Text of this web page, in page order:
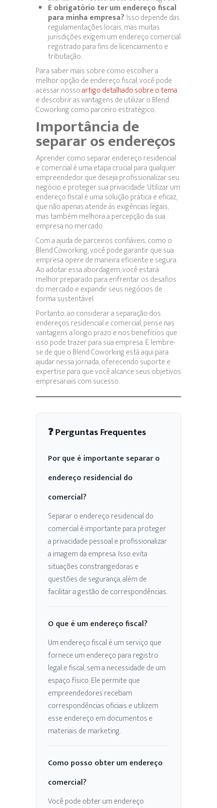
É obrigatório ter um endereço fiscal
para minha empresa? Isso depende das
regulamentações locais, mas muitas
jurisdições exigem um endereço comercial
registrado para fins de licenciamento e
tributação.
Para saber mais sobre como escolher a
melhor opção de endereço fiscal, você pode
acessar nossoartigo detalhado sobre o tema
e descobrir as vantagens de utilizar o Blend
Coworking como parceiro estratégico.
Importância de
separar os endereços
Aprender como separar endereço residencial
e comercial é uma etapa crucial para qualquer
empreendedor que deseja profissionalizar seu
negócio e proteger sua privacidade. Utilizar um
endereço fiscal é uma solução prática e eficaz,
que não apenas atende às exigências legais,
mas também melhora a percepção da sua
empresa no mercado.
Com a ajuda de parceiros confiáveis, como o
Blend Coworking, você pode garantir que sua
empresa opere de maneira eficiente e segura.
Ao adotar essa abordagem, você estará
melhor preparado para enfrentar os desafios
do mercado e expandir seus negócios de
forma sustentável.
Portanto, ao considerar a separação dos
endereços residencial e comercial, pense nas
vantagens a longo prazo e nos benefícios que
isso pode trazer para sua empresa. E lembre-
se de que o Blend Coworking está aqui para
ajudar nessa jornada, oferecendo suporte e
expertise para que você alcance seus objetivos
empresariais com sucesso.
❓ Perguntas Frequentes
Por que é importante separar o
endereço residencial do
comercial?
Separar o endereço residencial do
comercial é importante para proteger
a privacidade pessoal e profissionalizar
a imagem da empresa. Isso evita
situações constrangedoras e
questões de segurança, além de
facilitar a gestão de correspondências.
O que é um endereço fiscal?
Um endereço fiscal é um serviço que
fornece um endereço para registro
legal e fiscal, sem a necessidade de um
espaço físico. Ele permite que
empreendedores recebam
correspondências oficiais e utilizem
esse endereço em documentos e
materiais de marketing.
Como posso obter um endereço
comercial?
Você pode obter um endereço